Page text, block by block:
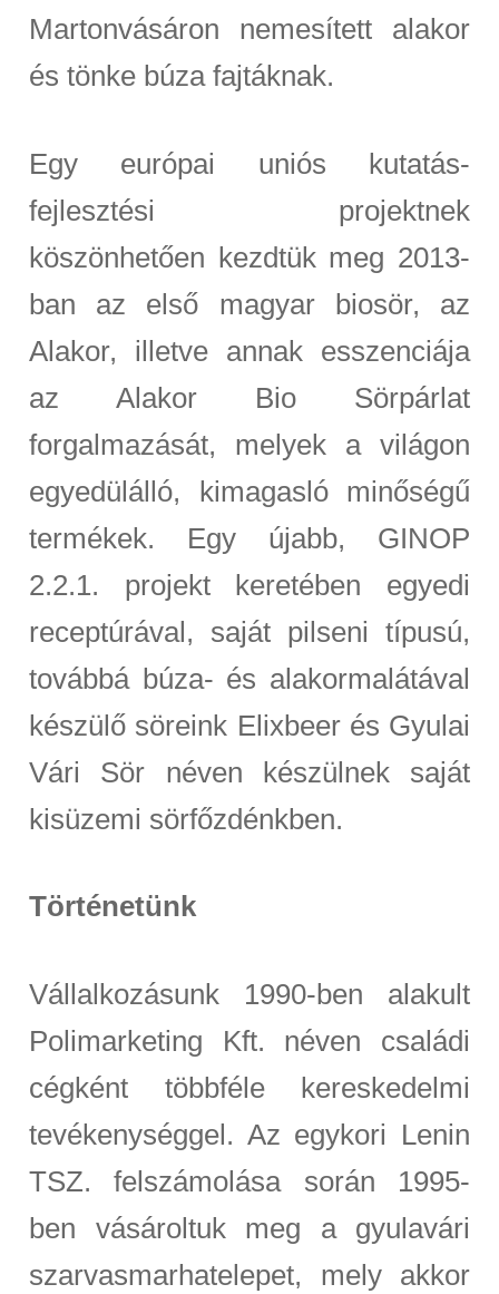
Martonvásáron nemesített alakor
és tönke búza fajtáknak.
Egy európai uniós kutatás-
fejlesztési projektnek
köszönhetően kezdtük meg 2013-
ban az első magyar biosör, az
Alakor, illetve annak esszenciája
az Alakor Bio Sörpárlat
forgalmazását, melyek a világon
egyedülálló, kimagasló minőségű
termékek. Egy újabb, GINOP
2.2.1. projekt keretében egyedi
receptúrával, saját pilseni típusú,
továbbá búza- és alakormalátával
készülő söreink Elixbeer és Gyulai
Vári Sör néven készülnek saját
kisüzemi sörfőzdénkben.
Történetünk
Vállalkozásunk 1990-ben alakult
Polimarketing Kft. néven családi
cégként többféle kereskedelmi
tevékenységgel. Az egykori Lenin
TSZ. felszámolása során 1995-
ben vásároltuk meg a gyulavári
szarvasmarhatelepet, mely akkor